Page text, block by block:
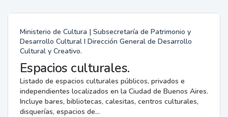
Ministerio de Cultura | Subsecretaría de Patrimonio y
Desarrollo Cultural I Dirección General de Desarrollo
Cultural y Creativo.
Espacios culturales.
Listado de espacios culturales públicos, privados e
independientes localizados en la Ciudad de Buenos Aires.
Incluye bares, bibliotecas, calesitas, centros culturales,
disquerías, espacios de...